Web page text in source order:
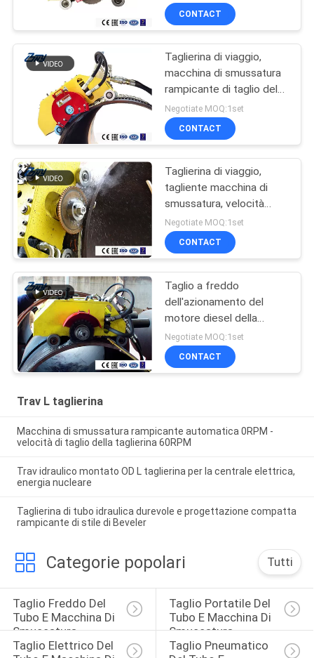
del grande diametro
CONTACT
Taglierina di viaggio,
macchina di smussatura
rampicante di taglio del
tubo, velocità regolabile,
comando a catena
antiscorrimento affidabile
Negotiate MOQ:1set
CONTACT
Taglierina di viaggio,
tagliente macchina di
smussatura, velocità
regolabile, catena di
acciaio inossidabile
Negotiate MOQ:1set
CONTACT
Taglio a freddo
dell'azionamento del
motore diesel della
taglierina idraulica di
viaggio, taglierina di
viaggio TC0672
Negotiate MOQ:1set
CONTACT
Trav L taglierina
Macchina di smussatura rampicante automatica 0RPM -
velocità di taglio della taglierina 60RPM
Trav idraulico montato OD L taglierina per la centrale elettrica,
energia nucleare
Taglierina di tubo idraulica durevole e progettazione compatta
rampicante di stile di Beveler
Categorie popolari Tutti
Taglio Freddo Del
Tubo E Macchina Di
Smussatura
Taglio Portatile Del
Tubo E Macchina Di
Smussatura
Taglio Elettrico Del
Taglio Pneumatico